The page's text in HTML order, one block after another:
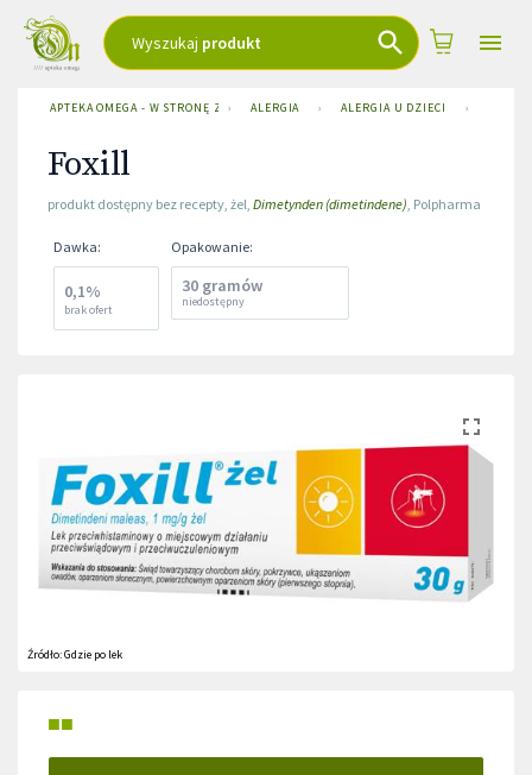
Wyszukaj produkt
APTEKA OMEGA - W STRONĘ ZDROWIA
› ALERGIA › ALERGIA U DZIECI ›
Foxill
produkt dostępny bez recepty, żel, Dimetynden (dimetindene), Polpharma
Dawka:
0,1%
brak ofert
Opakowanie:
30 gramów
niedostępny
Źródło:Gdzie po lek
■■